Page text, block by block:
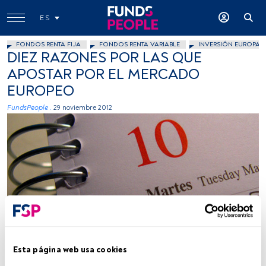
Esta página web usa cookies
ES
FONDOS RENTA FIJA FONDOS RENTA VARIABLE INVERSIÓN EUROPA
DIEZ RAZONES POR LAS QUE
APOSTAR POR EL MERCADO
EUROPEO
FundsPeople . 29 noviembre 2012
Arquera, Flickr, Creative Commons